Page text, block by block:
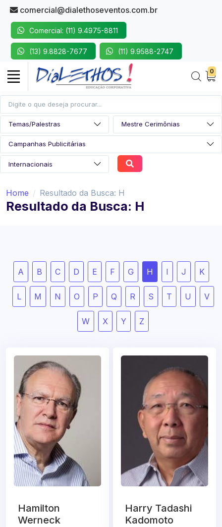
comercial@dialethoseventos.com.br
Comercial: (11) 9.4975-8811
(13) 9.8828-7677 (11) 9.9588-2747
0
Home Resultado da Busca: H
Resultado da Busca: H
A B C D E F G H I J K
L M N O P Q R S T U V
W X Y Z
Hamilton
Werneck
Harry Tadashi
Kadomoto